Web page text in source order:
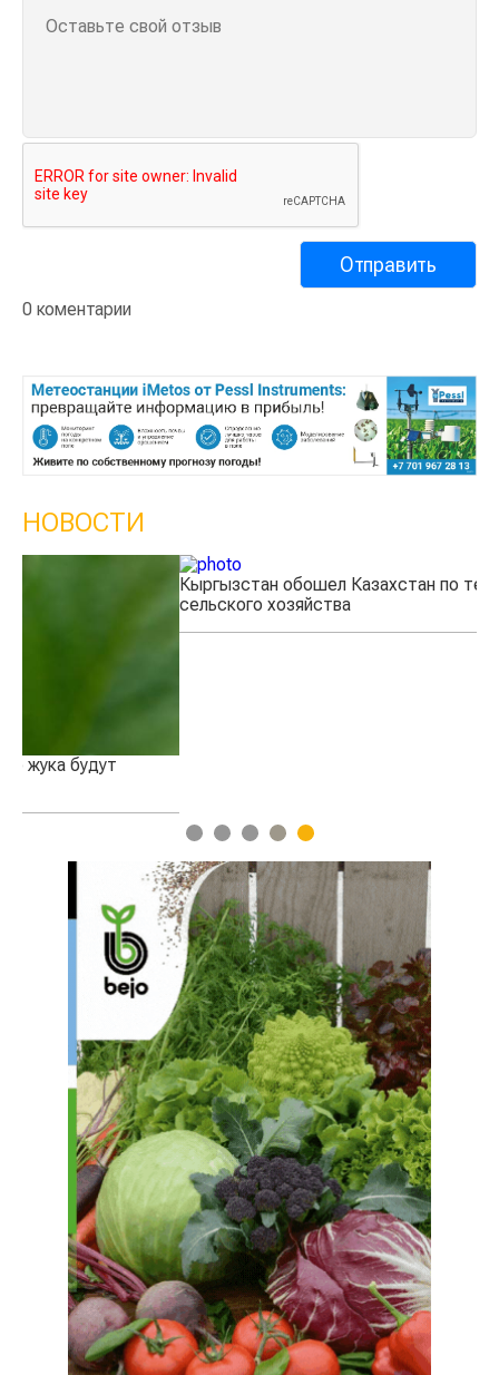
0 коментарии
НОВОСТИ
Кыргызстан обошел Казахстан по темпам роста
сельского хозяйства
1 2 3 4 5